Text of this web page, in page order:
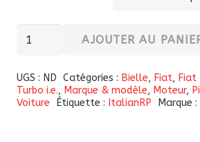
quantité
Bielles
forgées
“ItalianRP”
AJOUTER AU
UGS : ND Catégories : Bielle, Fiat, Fiat
Turbo i.e., Marque & modèle, Moteur,
Voiture
Étiquette : ItalianRP Marque :